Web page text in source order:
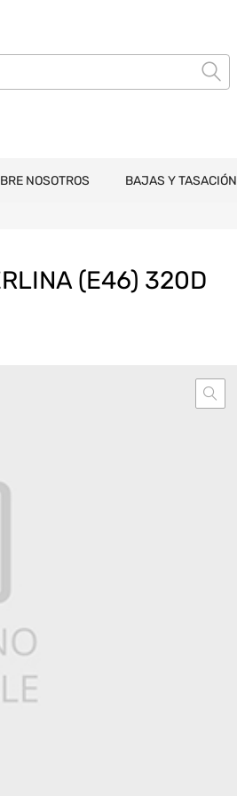
NOSOTROS BAJAS Y TASACIÓN
(E46) 320D